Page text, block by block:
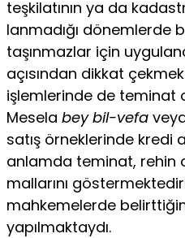
teşkilatının ya da
lanmadığı dönemlerde
taşınmazlar için
açısından dikkat
işlemlerinde de teminat
Mesela bey bil-vefa
satış örneklerinde kredi
anlamda teminat, rehin
mallarını
mah­kemelerde
yapılmaktaydı.